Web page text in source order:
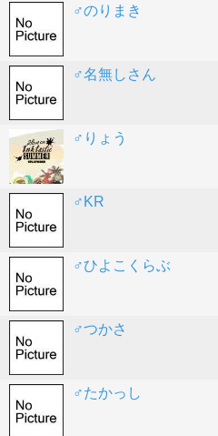
♂のりまき
♂名無しさん
♂りょう
♂KR
♂ひよこくらぶ
♂つかさ
♂たかっし